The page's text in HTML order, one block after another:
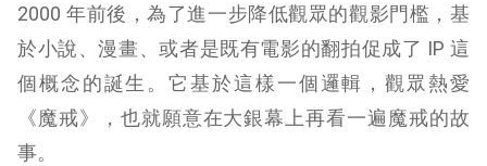
2000 年前後，為了進一步降低觀眾的觀影門檻，基
於小說、漫畫、或者是既有電影的翻拍促成了 IP 這
個概念的誕生。它基於這樣一個邏輯，觀眾熱愛
《魔戒》，也就願意在大銀幕上再看一遍魔戒的故
事。